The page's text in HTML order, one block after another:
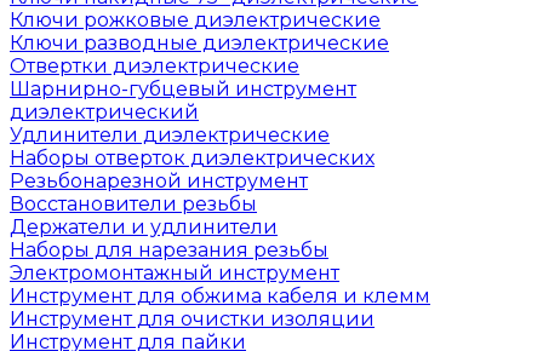
Ключи рожковые диэлектрические
Ключи разводные диэлектрические
Отвертки диэлектрические
Шарнирно-губцевый инструмент
диэлектрический
Удлинители диэлектрические
Наборы отверток диэлектрических
Резьбонарезной инструмент
Восстановители резьбы
Держатели и удлинители
Наборы для нарезания резьбы
Электромонтажный инструмент
Инструмент для обжима кабеля и клемм
Инструмент для очистки изоляции
Инструмент для пайки